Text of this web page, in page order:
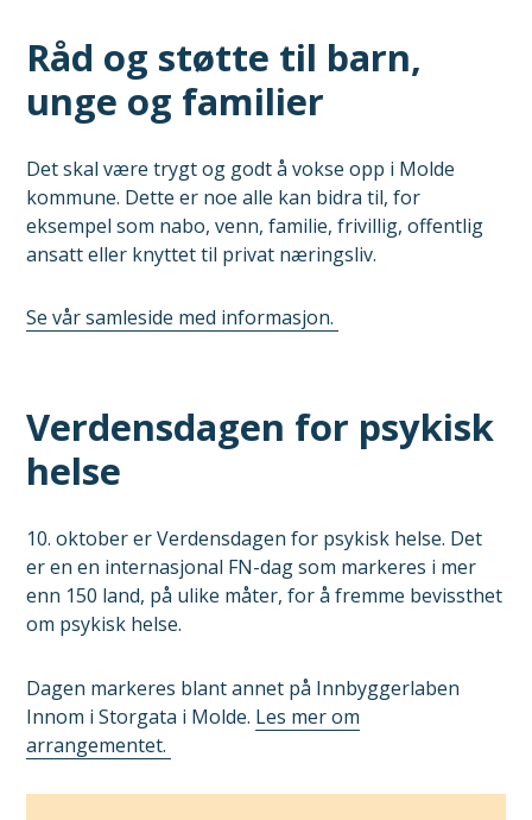
Råd og støtte til barn,
unge og familier
Det skal være trygt og godt å vokse opp i Molde
kommune. Dette er noe alle kan bidra til, for
eksempel som nabo, venn, familie, frivillig, offentlig
ansatt eller knyttet til privat næringsliv.
Se vår samleside med informasjon.
Verdensdagen for psykisk
helse
10. oktober er Verdensdagen for psykisk helse. Det
er en en internasjonal FN-dag som markeres i mer
enn 150 land, på ulike måter, for å fremme bevissthet
om psykisk helse.
Dagen markeres blant annet på Innbyggerlaben
Innom i Storgata i Molde. Les mer om
arrangementet.